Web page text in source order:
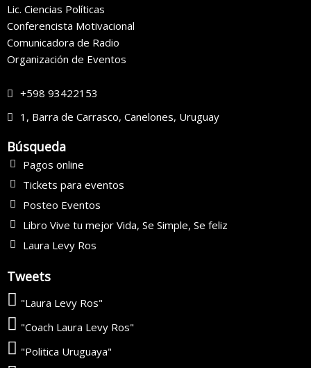
Lic. Ciencias Políticas
Conferencista Motivacional
Comunicadora de Radio
Organización de Eventos
+598 93422153
1, Barra de Carrasco, Canelones, Uruguay
Búsqueda
Pagos online
Tickets para eventos
Posteo Eventos
Libro Vive tu mejor Vida, Se Simple, Se feliz
Laura Levy Ros
Tweets
"Laura Levy Ros"
"Coach Laura Levy Ros"
"Politica Uruguaya"